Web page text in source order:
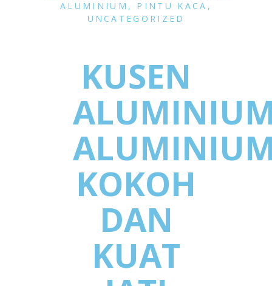
ALUMINIUM , PINTU KACA ,
UNCATEGORIZED
KUSEN
KOKOH
DAN
KUAT